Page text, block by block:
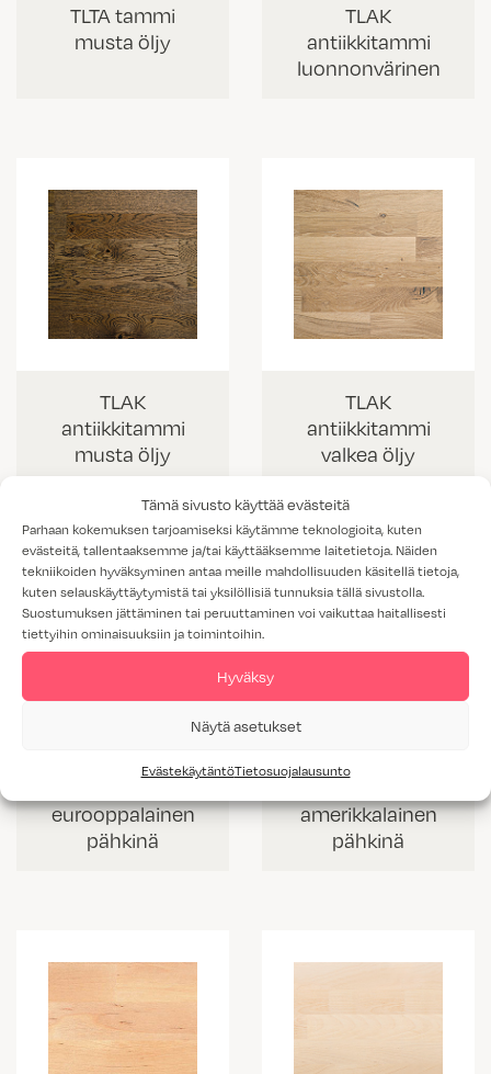
Tämä sivusto käyttää evästeitä
Parhaan kokemuksen tarjoamiseksi käytämme teknologioita, kuten
evästeitä, tallentaaksemme ja/tai käyttääksemme laitetietoja. Näiden
tekniikoiden hyväksyminen antaa meille mahdollisuuden käsitellä tietoja,
kuten selauskäyttäytymistä tai yksilöllisiä tunnuksia tällä sivustolla.
Suostumuksen jättäminen tai peruuttaminen voi vaikuttaa haitallisesti
tiettyihin ominaisuuksiin ja toimintoihin.
Hyväksy
Näytä asetukset
EvästekäytäntöTietosuojalausunto
TLTA tammi
musta öljy
TLAK
antiikkitammi
luonnonvärinen
TLAK
antiikkitammi
musta öljy
TLAK
antiikkitammi
valkea öljy
TLEP
eurooppalainen
pähkinä
TLAP
amerikkalainen
pähkinä